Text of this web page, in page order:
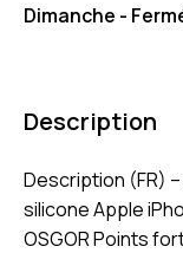
Dimanche -
Description
Description (FR)
silicone Apple
OSGOR Points